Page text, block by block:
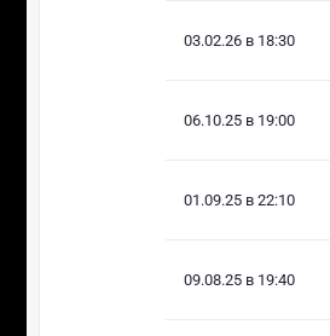
03.02.26 в 18:30
06.10.25 в 19:00
01.09.25 в 22:10
09.08.25 в 19:40